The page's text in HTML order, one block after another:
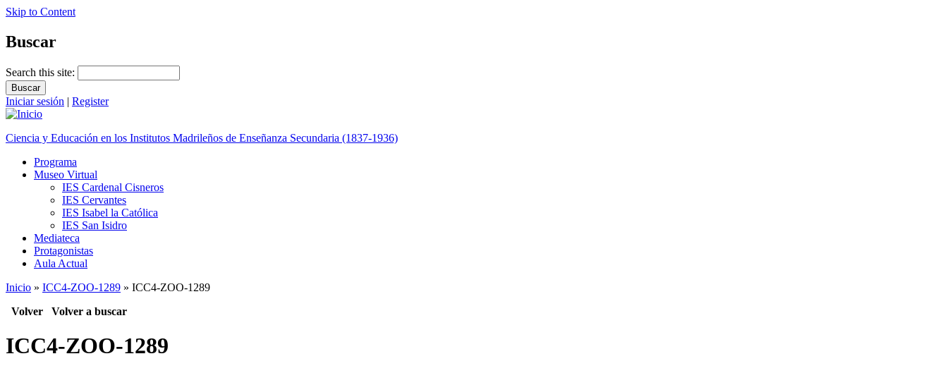
Skip to Content
Buscar
Search this site:
Iniciar sesión | Register
Ciencia y Educación en los Institutos Madrileños de Enseñanza Secundaria (1837-1936)
Programa
Museo Virtual
IES Cardenal Cisneros
IES Cervantes
IES Isabel la Católica
IES San Isidro
Mediateca
Protagonistas
Aula Actual
Inicio » ICC4-ZOO-1289 » ICC4-ZOO-1289
Volver Volver a buscar
ICC4-ZOO-1289